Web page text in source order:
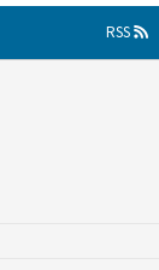
RSS